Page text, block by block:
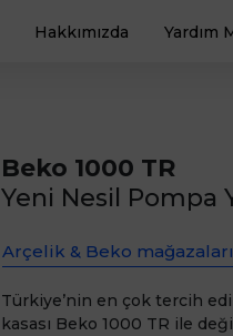
Hakkımızda Yardım
Beko 1000 TR
Yeni Nesil Pompa
Arçelik & Beko mağazaları
Türkiye’nin en çok tercih
kasası Beko 1000 TR ile